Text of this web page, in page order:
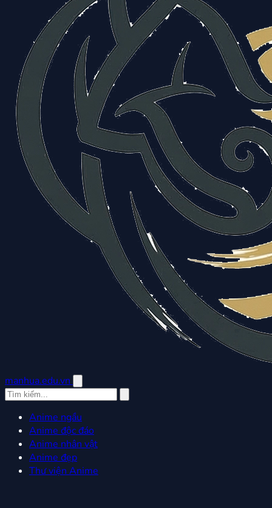
manhua.edu.vn
Anime ngầu
Anime độc đáo
Anime nhân vật
Anime đẹp
Thư viện Anime